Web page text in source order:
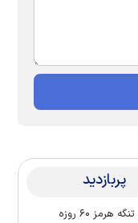
پربازدید
ای‌بی‌سی: توافق ایران و عمان برای بازگشایی تنگه هرمز ۶۰ روزه